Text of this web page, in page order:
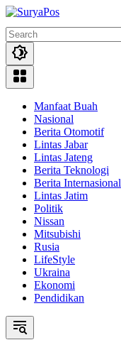
Skip
content
Manfaat Buah
Nasional
Berita Otomotif
Lintas Jabar
Lintas Jateng
Berita Teknologi
Berita Internasional
Lintas Jatim
Politik
Nissan
Mitsubishi
Rusia
LifeStyle
Ukraina
Ekonomi
Pendidikan